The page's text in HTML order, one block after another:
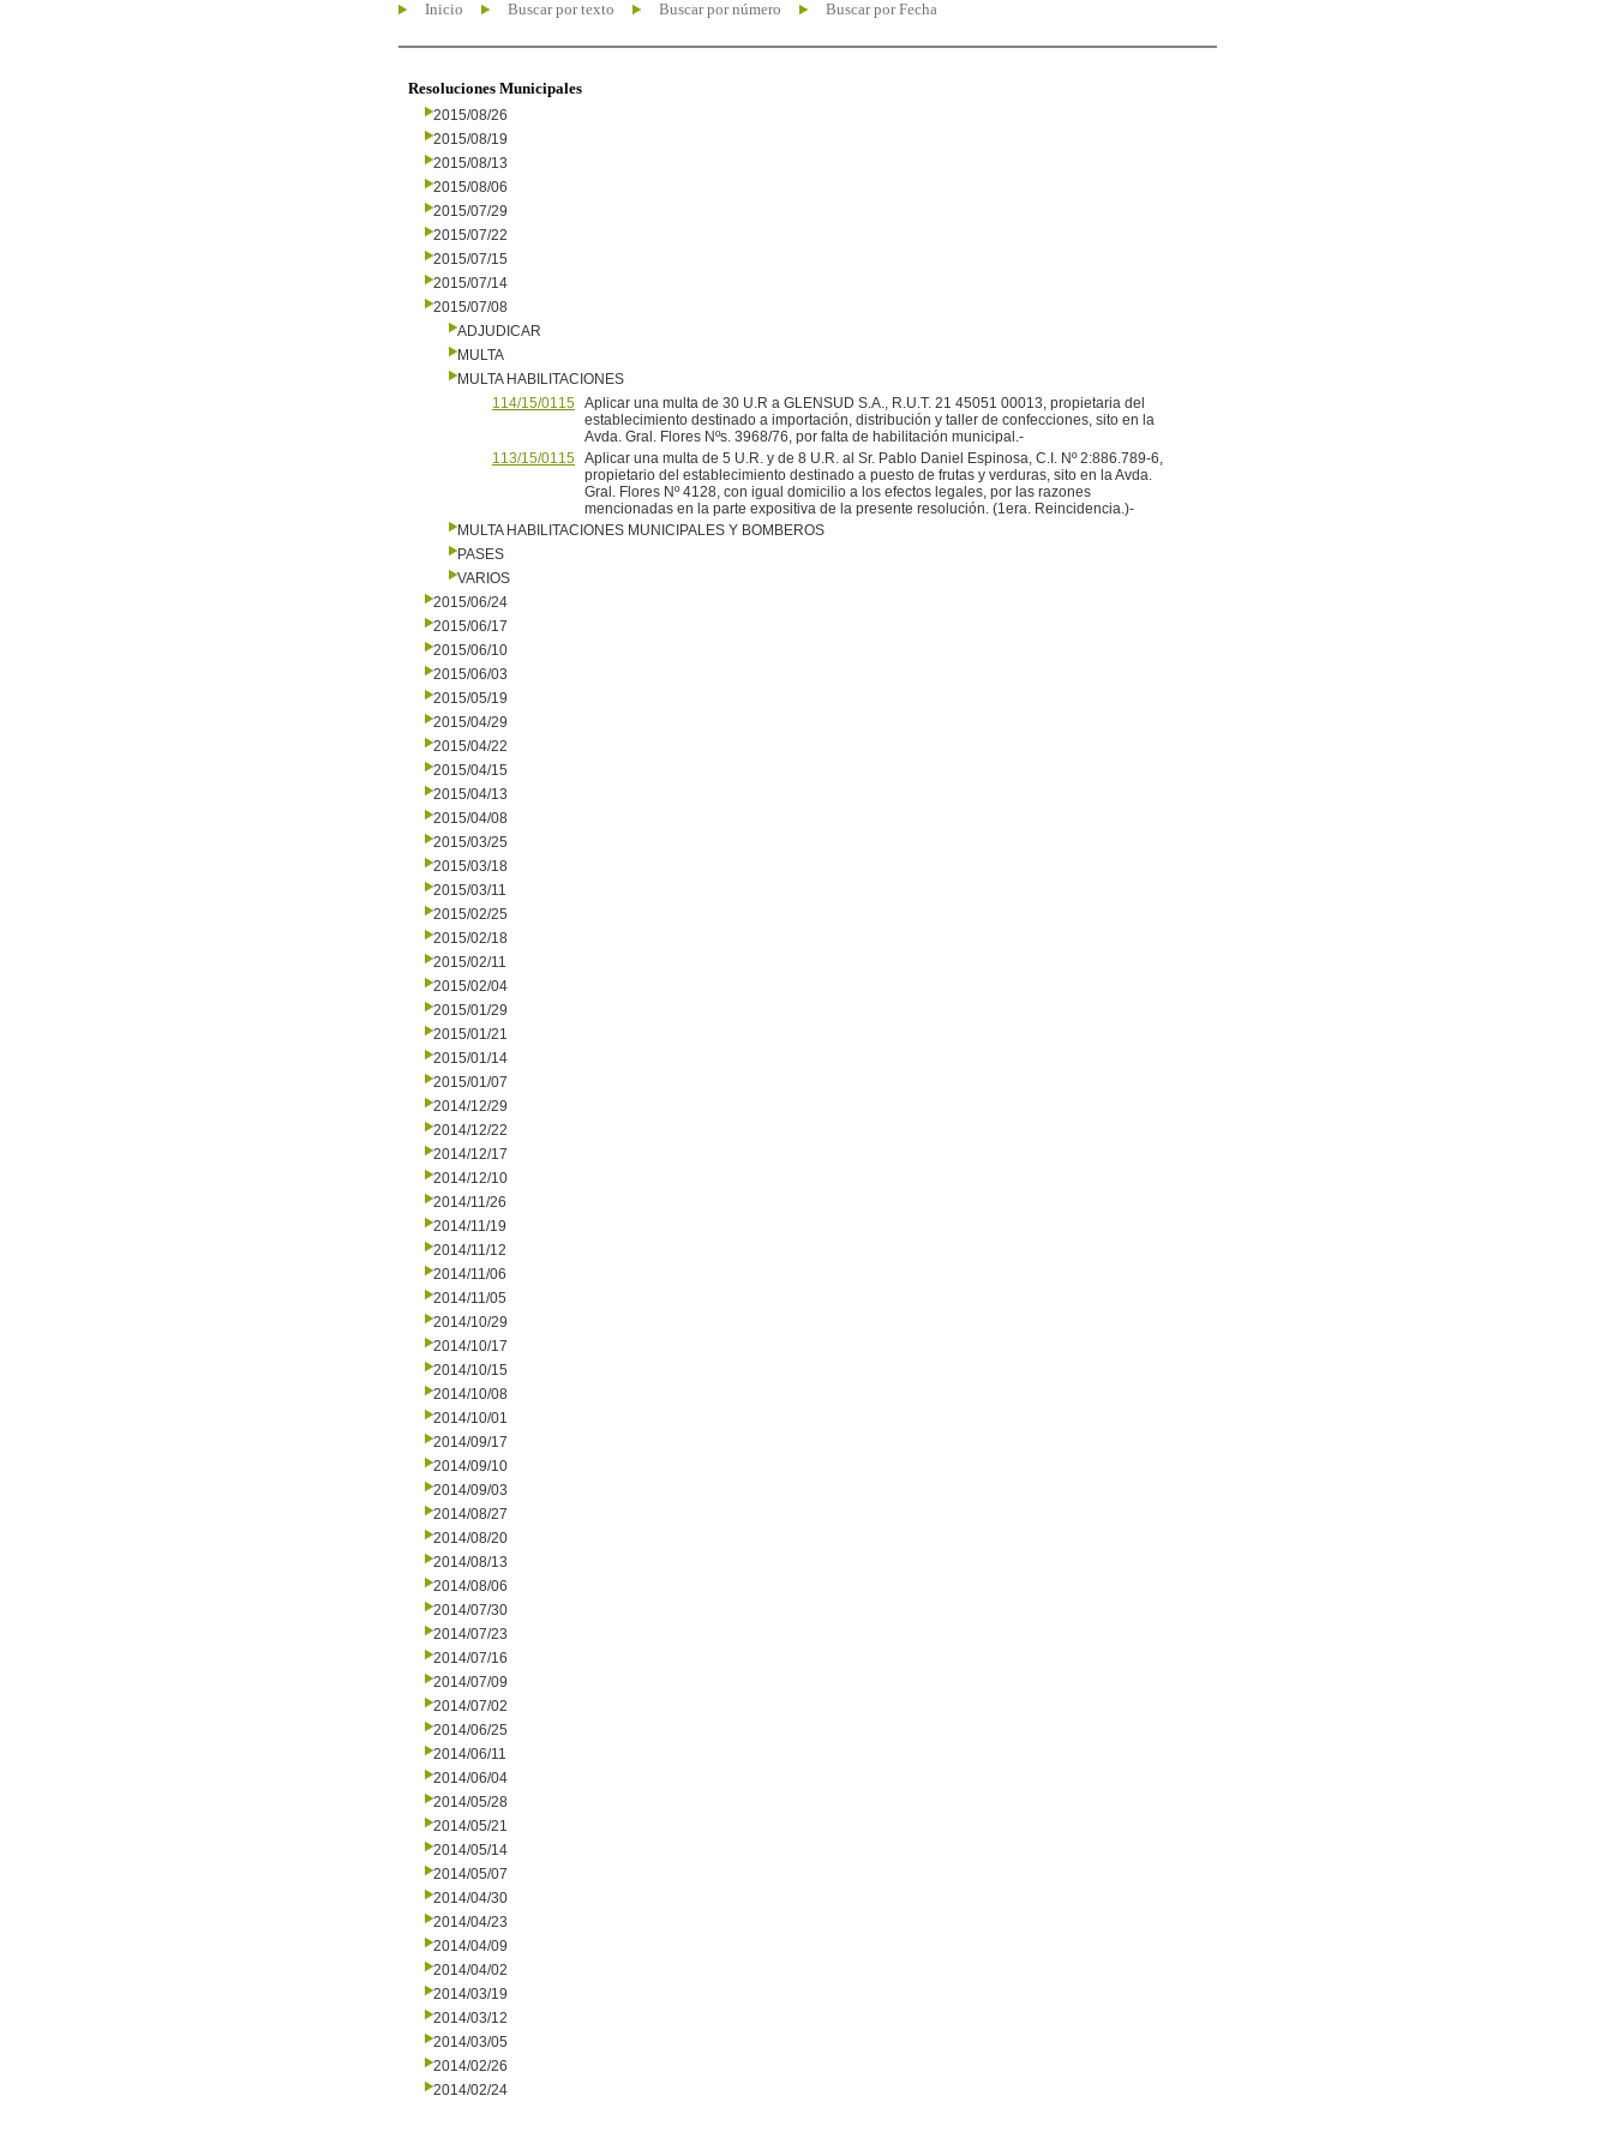
Inicio Buscar por texto Buscar por número Buscar por Fecha
Resoluciones Municipales
2015/08/26
2015/08/19
2015/08/13
2015/08/06
2015/07/29
2015/07/22
2015/07/15
2015/07/14
2015/07/08
ADJUDICAR
MULTA
MULTA HABILITACIONES
114/15/0115 Aplicar una multa de 30 U.R a GLENSUD S.A., R.U.T. 21 45051 00013, propietaria del
establecimiento destinado a importación, distribución y taller de confecciones, sito en la
Avda. Gral. Flores Nºs. 3968/76, por falta de habilitación municipal.-
113/15/0115 Aplicar una multa de 5 U.R. y de 8 U.R. al Sr. Pablo Daniel Espinosa, C.I. Nº 2:886.789-6,
propietario del establecimiento destinado a puesto de frutas y verduras, sito en la Avda.
Gral. Flores Nº 4128, con igual domicilio a los efectos legales, por las razones
mencionadas en la parte expositiva de la presente resolución. (1era. Reincidencia.)-
MULTA HABILITACIONES MUNICIPALES Y BOMBEROS
PASES
VARIOS
2015/06/24
2015/06/17
2015/06/10
2015/06/03
2015/05/19
2015/04/29
2015/04/22
2015/04/15
2015/04/13
2015/04/08
2015/03/25
2015/03/18
2015/03/11
2015/02/25
2015/02/18
2015/02/11
2015/02/04
2015/01/29
2015/01/21
2015/01/14
2015/01/07
2014/12/29
2014/12/22
2014/12/17
2014/12/10
2014/11/26
2014/11/19
2014/11/12
2014/11/06
2014/11/05
2014/10/29
2014/10/17
2014/10/15
2014/10/08
2014/10/01
2014/09/17
2014/09/10
2014/09/03
2014/08/27
2014/08/20
2014/08/13
2014/08/06
2014/07/30
2014/07/23
2014/07/16
2014/07/09
2014/07/02
2014/06/25
2014/06/11
2014/06/04
2014/05/28
2014/05/21
2014/05/14
2014/05/07
2014/04/30
2014/04/23
2014/04/09
2014/04/02
2014/03/19
2014/03/12
2014/03/05
2014/02/26
2014/02/24